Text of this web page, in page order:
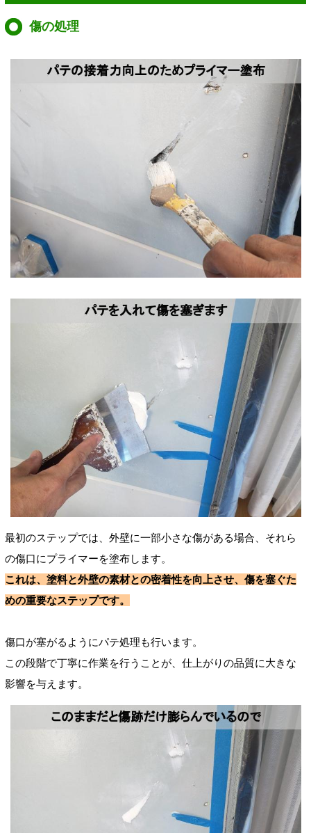
傷の処理
最初のステップでは、外壁に一部小さな傷がある場合、それら
の傷口にプライマーを塗布します。
これは、塗料と外壁の素材との密着性を向上させ、傷を塞ぐた
めの重要なステップです。
傷口が塞がるようにパテ処理も行います。
この段階で丁寧に作業を行うことが、仕上がりの品質に大きな
影響を与えます。